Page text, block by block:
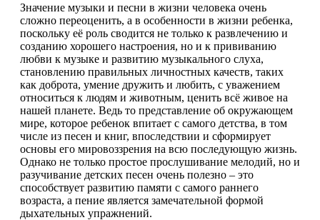
Значение музыки и песни в жизни человека очень
сложно переоценить, а в особенности в жизни ребенка,
поскольку её роль сводится не только к развлечению и
созданию хорошего настроения, но и к прививанию
любви к музыке и развитию музыкального слуха,
становлению правильных личностных качеств, таких
как доброта, умение дружить и любить, с уважением
относиться к людям и животным, ценить всё живое на
нашей планете. Ведь то представление об окружающем
мире, которое ребенок впитает с самого детства, в том
числе из песен и книг, впоследствии и сформирует
основы его мировоззрения на всю последующую жизнь.
Однако не только простое прослушивание мелодий, но и
разучивание детских песен очень полезно – это
способствует развитию памяти с самого раннего
возраста, а пение является замечательной формой
дыхательных упражнений.